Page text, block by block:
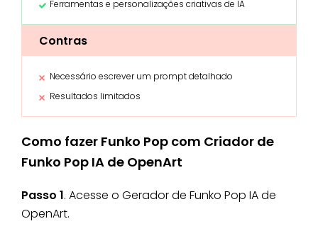
Ferramentas e personalizações criativas de IA
Contras
Necessário escrever um prompt detalhado
Resultados limitados
Como fazer Funko Pop com Criador de
Funko Pop IA de OpenArt
Passo 1. Acesse o Gerador de Funko Pop IA de
OpenArt.